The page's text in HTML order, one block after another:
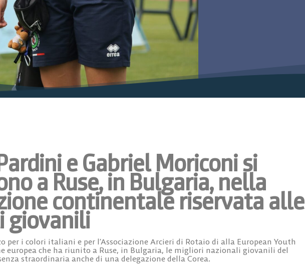
e Gabriel Moriconi si
a Ruse, in Bulgaria, nella
continentale riservata alle
giovanili
per i colori italiani e per l’Associazione Arcieri di Rotaio di alla European Youth
europea che ha riunito a Ruse, in Bulgaria, le migliori nazionali giovanili del
straordinaria anche di una delegazione della Corea.